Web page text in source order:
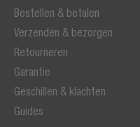
Bestellen & betalen
Verzenden & bezorgen
Retourneren
Garantie
Geschillen & klachten
Guides